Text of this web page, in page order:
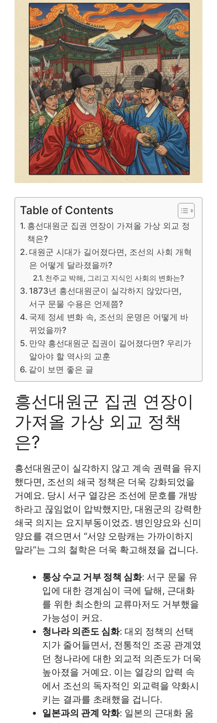
Table of Contents
흥선대원군 집권 연장이 가져올 가상 외교 정
책은?
대원군 시대가 길어졌다면, 조선의 사회 개혁
은 어떻게 달라졌을까?
천주교 박해, 그리고 지식인 사회의 변화는?
1873년 흥선대원군이 실각하지 않았다면,
서구 문물 수용은 언제쯤?
국제 정세 변화 속, 조선의 운명은 어떻게 바
뀌었을까?
만약 흥선대원군 집권이 길어졌다면? 우리가
알아야 할 역사의 교훈
같이 보면 좋은 글
흥선대원군 집권 연장이
가져올 가상 외교 정책
은?
흥선대원군이 실각하지 않고 계속 권력을 유지
했다면, 조선의 쇄국 정책은 더욱 강화되었을
거예요. 당시 서구 열강은 조선에 문호를 개방
하라고 끊임없이 압박했지만, 대원군의 강력한
쇄국 의지는 요지부동이었죠. 병인양요와 신미
양요를 겪으면서 “서양 오랑캐는 가까이하지
말라”는 그의 철학은 더욱 확고해졌을 겁니다.
통상 수교 거부 정책 심화: 서구 문물 유
입에 대한 경계심이 극에 달해, 근대화
를 위한 최소한의 교류마저도 거부했을
가능성이 커요.
청나라 의존도 심화: 대외 정책의 선택
지가 줄어들면서, 전통적인 조공 관계였
던 청나라에 대한 외교적 의존도가 더욱
높아졌을 거예요. 이는 열강의 압력 속
에서 조선의 독자적인 외교력을 약화시
키는 결과를 초래했을 겁니다.
일본과의 관계 악화: 일본의 근대화 움